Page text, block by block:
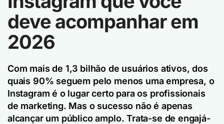
deve acompanhar em
2026
Com mais de 1,3 bilhão de usuários ativos, dos
quais 90% seguem pelo menos uma empresa, o
Instagram é o lugar certo para os profissionais
de marketing. Mas o sucesso não é apenas
alcançar um público amplo. Trata-se de engajá-